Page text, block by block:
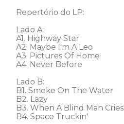
Repertório do LP:
Lado A:
A1. Highway Star
A2. Maybe I'm A Leo
A3. Pictures Of Home
A4. Never Before
Lado B:
B1. Smoke On The Water
B2. Lazy
B3. When A Blind Man Cries
B4. Space Truckin'